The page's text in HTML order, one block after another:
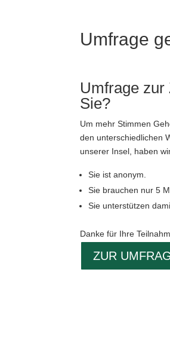
Umfrage
Umfrage zur
Sie?
Um mehr Stimmen
den unterschiedlichen
unserer Insel, haben
Sie ist anonym.
Sie brauchen nur 5
Sie unterstützen
Danke für Ihre
ZUR